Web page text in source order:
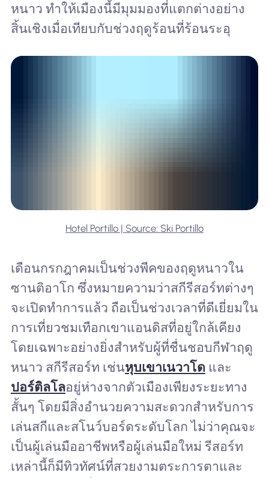
หนาว ทำให้เมืองนี้มีมุมมองที่แตกต่างอย่าง
สิ้นเชิงเมื่อเทียบกับช่วงฤดูร้อนที่ร้อนระอุ
Hotel Portillo | Source: Ski Portillo
เดือนกรกฎาคมเป็นช่วงพีคของฤดูหนาวใน
ซานติอาโก ซึ่งหมายความว่าสกีรีสอร์ทต่างๆ
จะเปิดทำการแล้ว ถือเป็นช่วงเวลาที่ดีเยี่ยมใน
การเที่ยวชมเทือกเขาแอนดิสที่อยู่ใกล้เคียง
โดยเฉพาะอย่างยิ่งสำหรับผู้ที่ชื่นชอบกีฬาฤดู
หนาว สกีรีสอร์ท เช่นหุบเขาเนวาโดและ
ปอร์ติลโลอยู่ห่างจากตัวเมืองเพียงระยะทาง
สั้นๆ โดยมีสิ่งอำนวยความสะดวกสำหรับการ
เล่นสกีและสโนว์บอร์ดระดับโลก ไม่ว่าคุณจะ
เป็นผู้เล่นมืออาชีพหรือผู้เล่นมือใหม่ รีสอร์ท
เหล่านี้ก็มีทิวทัศน์ที่สวยงามตระการตาและ